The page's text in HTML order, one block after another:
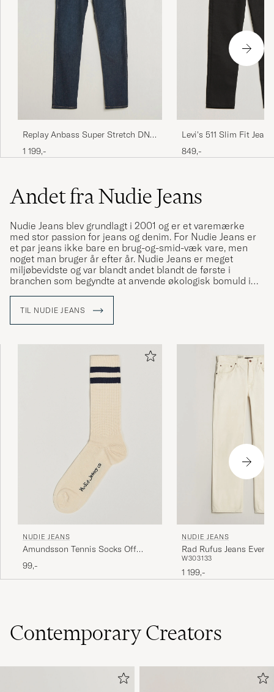
Replay Anbass Super Stretch DNA
Jeans Dark Blue
1 199,-
Levi's 511 Slim Fit Jeans
Nightshine
849,-
Andet fra Nudie Jeans
Nudie Jeans blev grundlagt i 2001 og er et varemærke
med stor passion for jeans og denim. For Nudie Jeans er
et par jeans ikke bare en brug-og-smid-væk vare, men
noget man bruger år efter år. Nudie Jeans er meget
miljøbevidste og var blandt andet blandt de første i
branchen som begyndte at anvende økologisk bomuld i
TIL NUDIE JEANS
NUDIE JEANS
Amundsson Tennis Socks Off
White/Navy
99,-
NUDIE JEANS
Rad Rufus Jeans
W303133
1 199,-
Contemporary Creators